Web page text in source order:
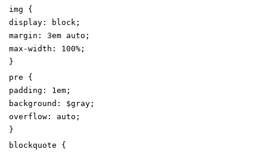
img
{
display : block ;
margin : 3em auto ;
max-width : 100% ;
}
pre
{
padding : 1 em ;
background : $gray ;
overflow : auto ;
}
blockquote
{